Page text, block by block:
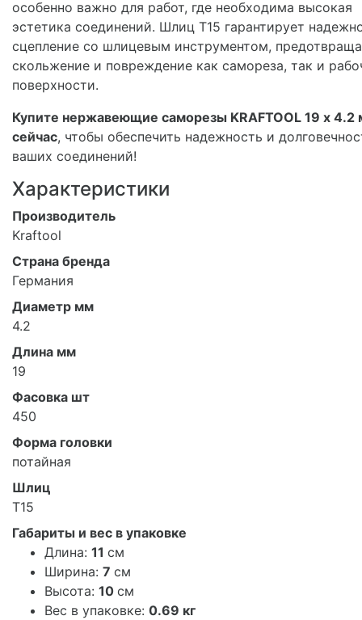
особенно важно для работ, где необходима высокая
эстетика соединений. Шлиц T15 гарантирует
сцепление со шлицевым инструментом,
скольжение и повреждение как самореза, так и
поверхности.
Купите нержавеющие саморезы KRAFTOOL 19 х 4.2
сейчас, чтобы обеспечить надежность и
ваших соединений!
Характеристики
Производитель
Kraftool
Страна бренда
Германия
Диаметр мм
4.2
Длина мм
19
Фасовка шт
450
Форма головки
потайная
Шлиц
T15
Габариты и вес в упаковке
Длина: 11 см
Ширина: 7 см
Высота: 10 см
Вес в упаковке: 0.69 кг